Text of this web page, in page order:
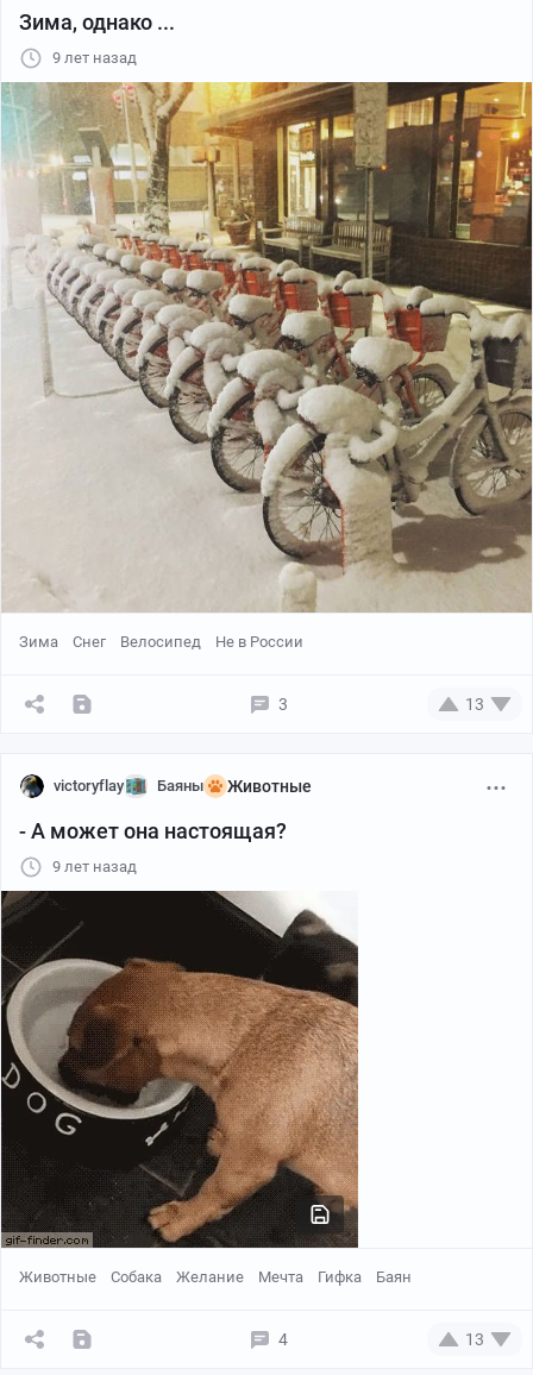
Зима, однако ...
9 лет назад
Зима Снег Велосипед Не в России
3 13
victoryflay Баяны Животные
- А может она настоящая?
9 лет назад
Животные Собака Желание Мечта Гифка Баян
4 13